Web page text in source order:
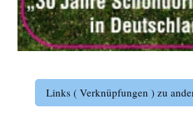
Links ( Verknüpfungen ) zu